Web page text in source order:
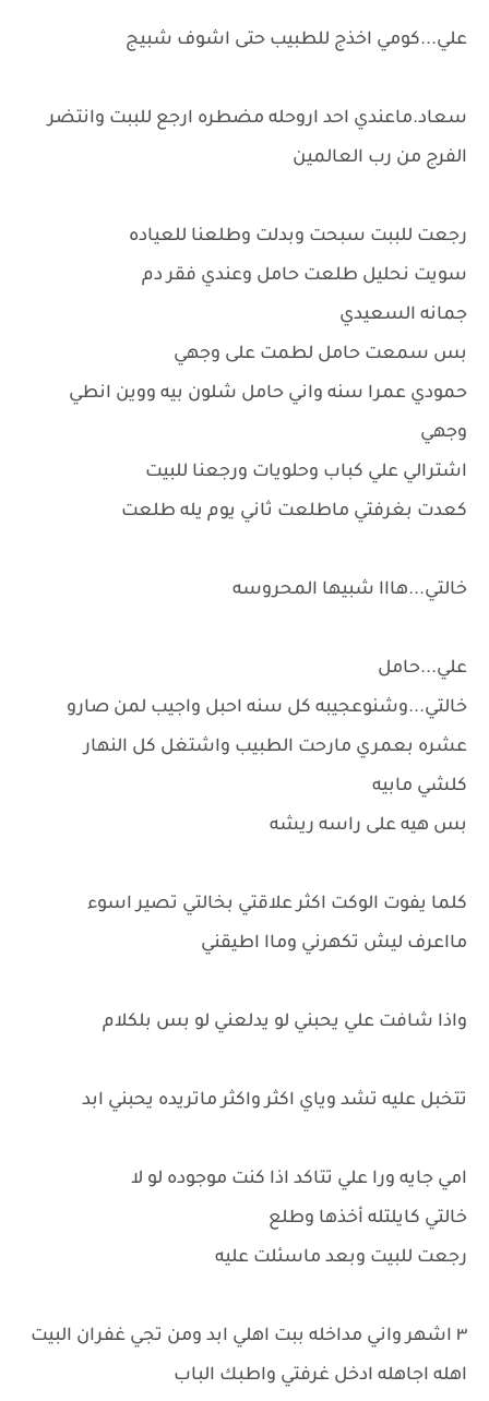
علي...كومي اخذج للطبيب حتى اشوف شبيج
سعاد.ماعندي احد اروحله مضطره ارجع للببت وانتضر
الفرج من رب العالمين
رجعت للببت سبحت وبدلت وطلعنا للعياده
سويت نحليل طلعت حامل وعندي فقر دم
جمانه السعيدي
بس سمعت حامل لطمت على وجهي
حمودي عمرا سنه واني حامل شلون بيه ووين انطي
وجهي
اشترالي علي كباب وحلويات ورجعنا للبيت
كعدت بغرفتي ماطلعت ثاني يوم يله طلعت
خالتي...هااا شبيها المحروسه
علي...حامل
خالتي...وشنوعجيبه كل سنه احبل واجيب لمن صارو
عشره بعمري مارحت الطبيب واشتغل كل النهار
كلشي مابيه
بس هيه على راسه ريشه
كلما يفوت الوكت اكثر علاقتي بخالتي تصير اسوء
مااعرف ليش تكهرني وماا اطيقني
واذا شافت علي يحبني لو يدلعني لو بس بلكلام
تتخبل عليه تشد وياي اكثر واكثر ماتريده يحبني ابد
امي جايه ورا علي تتاكد اذا كنت موجوده لو لا
خالتي كايلتله أخذها وطلع
رجعت للبيت وبعد ماسئلت عليه
٣ اشهر واني مداخله ببت اهلي ابد ومن تجي غفران البيت
اهله اجاهله ادخل غرفتي واطبك الباب